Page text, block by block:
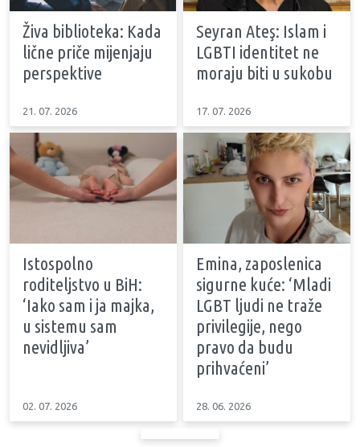
Živa biblioteka: Kada
lične priče mijenjaju
perspektive
21. 07. 2026
Seyran Ateş: Islam i
LGBTI identitet ne
moraju biti u sukobu
17. 07. 2026
Istospolno
roditeljstvo u BiH:
‘Iako sam i ja majka,
u sistemu sam
nevidljiva’
02. 07. 2026
Emina, zaposlenica
sigurne kuće: ‘Mladi
LGBT ljudi ne traže
privilegije, nego
pravo da budu
prihvaćeni’
28. 06. 2026